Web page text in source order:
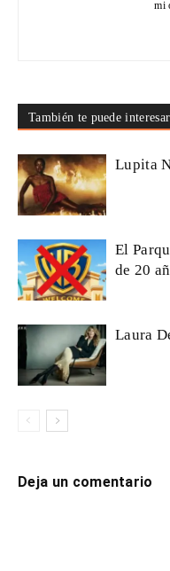
mi
También te puede interesar
Lupita
El
de 20
Laura
Deja un comentario